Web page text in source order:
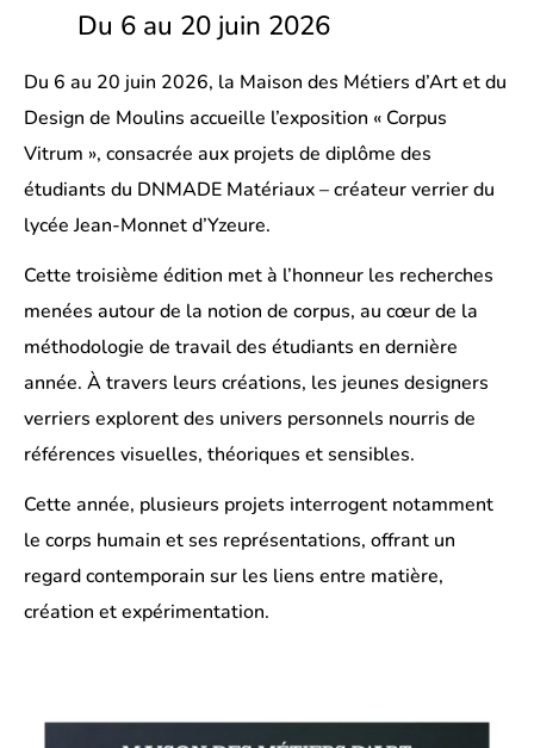
Du 6 au 20 juin 2026
Du 6 au 20 juin 2026, la Maison des Métiers d’Art et du
Design de Moulins accueille l’exposition « Corpus
Vitrum », consacrée aux projets de diplôme des
étudiants du DNMADE Matériaux – créateur verrier du
lycée Jean-Monnet d’Yzeure.
Cette troisième édition met à l’honneur les recherches
menées autour de la notion de corpus, au cœur de la
méthodologie de travail des étudiants en dernière
année. À travers leurs créations, les jeunes designers
verriers explorent des univers personnels nourris de
références visuelles, théoriques et sensibles.
Cette année, plusieurs projets interrogent notamment
le corps humain et ses représentations, offrant un
regard contemporain sur les liens entre matière,
création et expérimentation.